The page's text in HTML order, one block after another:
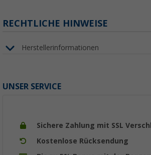
RECHTLICHE HINWEISE
Herstellerinformationen
UNSER SERVICE
Sichere Zahlung mit SSL
Kostenlose Rücksendung